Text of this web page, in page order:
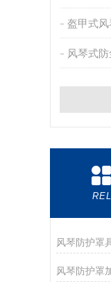
盔甲式
风琴式
风琴防护罩
风琴防护罩